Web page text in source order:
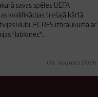
savas spēles UEFA
kvalifikācijas trešajā kārtā
klubi. FC RFS izbraukumā ar
"Jablonec"...
06. augusts 2026.